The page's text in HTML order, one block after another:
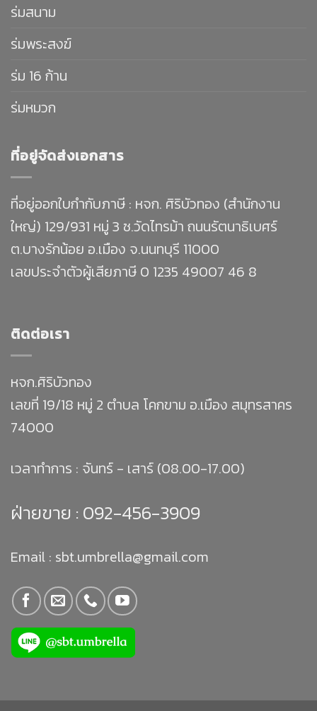
ร่มสนาม
ร่มพระสงฆ์
ร่ม 16 ก้าน
ร่มหมวก
ที่อยู่จัดส่งเอกสาร
ที่อยู่ออกใบกำกับภาษี : หจก. ศิริบัวทอง (สำนักงาน
ใหญ่) 129/931 หมู่ 3 ซ.วัดไทรม้า ถนนรัตนาธิเบศร์
ต.บางรักน้อย อ.เมือง จ.นนทบุรี 11000
เลขประจำตัวผู้เสียภาษี 0 1235 49007 46 8
ติดต่อเรา
หจก.ศิริบัวทอง
เลขที่ 19/18 หมู่ 2 ตำบล โคกขาม อ.เมือง สมุทรสาคร
74000
เวลาทำการ : จันทร์ - เสาร์ (08.00-17.00)
ฝ่ายขาย : 092-456-3909
Email : sbt.umbrella@gmail.com